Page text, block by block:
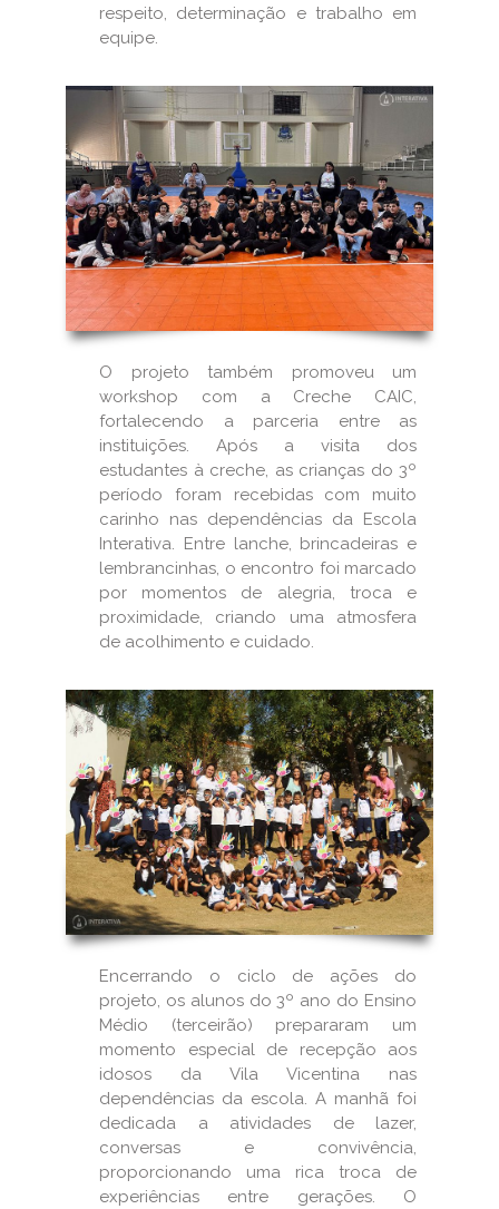
respeito, determinação e trabalho em
equipe.
O projeto também promoveu um
workshop com a Creche CAIC,
fortalecendo a parceria entre as
instituições. Após a visita dos
estudantes à creche, as crianças do 3º
período foram recebidas com muito
carinho nas dependências da Escola
Interativa. Entre lanche, brincadeiras e
lembrancinhas, o encontro foi marcado
por momentos de alegria, troca e
proximidade, criando uma atmosfera
de acolhimento e cuidado.
Encerrando o ciclo de ações do
projeto, os alunos do 3º ano do Ensino
Médio (terceirão) prepararam um
momento especial de recepção aos
idosos da Vila Vicentina nas
dependências da escola. A manhã foi
dedicada a atividades de lazer,
conversas e convivência,
proporcionando uma rica troca de
experiências entre gerações. O